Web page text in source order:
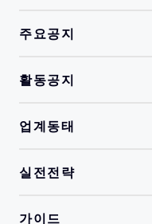
주요공지
활동공지
업계동태
실전전략
가이드